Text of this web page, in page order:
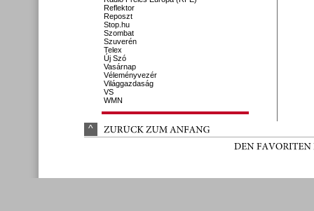
Reflektor
Reposzt
Stop.hu
Szombat
Szuverén
Telex
Új Szó
Vasárnap
Véleményvezér
Világgazdaság
VS
WMN
^ ZURÜCK ZUM ANFANG
DEN FAVORITEN